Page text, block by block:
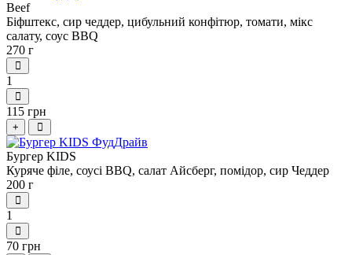
Beef
Біфштекс, сир чеддер, цибульний конфітюр, томати, мікс
салату, соус BBQ
270 г
1
115 грн
+
Бургер KIDS
Куряче філе, соусі BBQ, салат Айсберг, помідор, сир Чеддер
200 г
1
70 грн